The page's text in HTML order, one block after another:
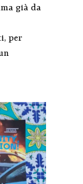
già da
per